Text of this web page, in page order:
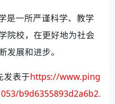
是一所严谨科学、教学
院校，在更好地为社会
发展和进步。
发表于https://www.ping
b9d6355893d2a6b2.